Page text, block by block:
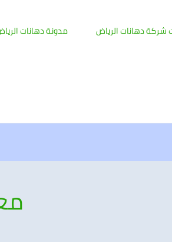
شركة دهانات الرياض مدونة دهانات